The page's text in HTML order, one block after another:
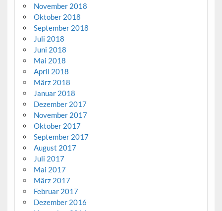
November 2018
Oktober 2018
September 2018
Juli 2018
Juni 2018
Mai 2018
April 2018
März 2018
Januar 2018
Dezember 2017
November 2017
Oktober 2017
September 2017
August 2017
Juli 2017
Mai 2017
März 2017
Februar 2017
Dezember 2016